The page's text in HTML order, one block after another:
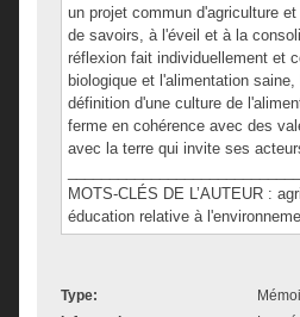
un projet commun d'agriculture
de savoirs, à l'éveil et à la
réflexion fait individuellement et
biologique et l'alimentation
définition d'une culture de
ferme en cohérence avec des
avec la terre qui invite ses
MOTS-CLÉS DE L’AUTEUR :
éducation relative à
Type: